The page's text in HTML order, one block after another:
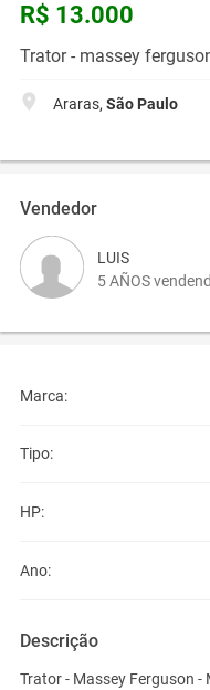
R$ 13.000
Trator - massey
Araras, São Paulo
Vendedor
LUIS
5 AÑOS
Marca:
Tipo:
HP:
Ano:
Descrição
Trator - Massey Ferguson -